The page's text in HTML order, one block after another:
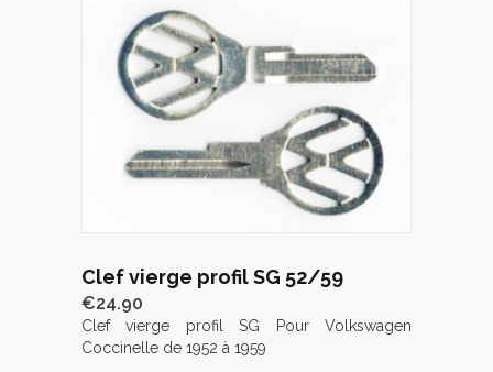
Clef vierge profil SG 52/59
€24.90
Clef vierge profil SG Pour Volkswagen
Coccinelle de 1952 à 1959